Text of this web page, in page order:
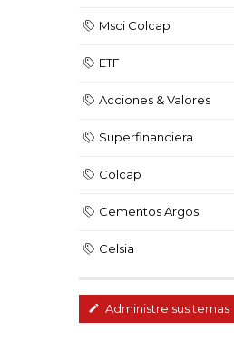
Msci Colcap
ETF
Acciones & Valores
Superfinanciera
Colcap
Cementos Argos
Celsia
Administre sus temas